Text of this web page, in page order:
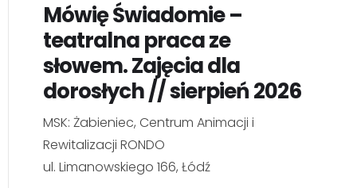
Klub Brydża dla seniorów
MSK: Polesie, Ośrodek Sztuki
ul. Krzemieniecka 2a, Łódź